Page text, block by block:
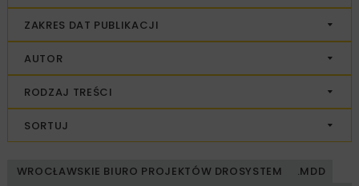
ZAKRES DAT PUBLIKACJI
AUTOR
RODZAJ TREŚCI
SORTUJ
WROCŁAWSKIE BIURO PROJEKTÓW DROSYSTEM
.MDD